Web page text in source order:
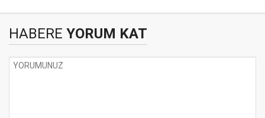
HABERE YORUM KAT